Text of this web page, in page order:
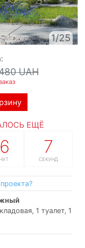
1/25
UAH
ЕЩЁ
6
СЕКУНД
1 туалет, 1